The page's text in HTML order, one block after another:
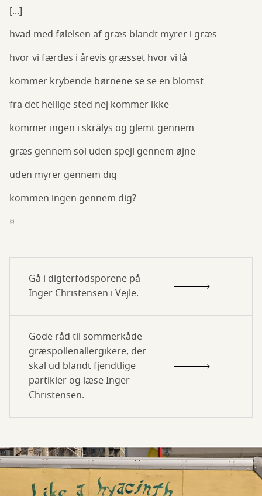
[...]
hvad med følelsen af græs blandt myrer i græs
hvor vi færdes i årevis græsset hvor vi lå
kommer krybende børnene se se en blomst
fra det hellige sted nej kommer ikke
kommer ingen i skrålys og glemt gennem
græs gennem sol uden spejl gennem øjne
uden myrer gennem dig
kommen ingen gennem dig?
¤
Gå i digterfodsporene på
Inger Christensen i Vejle.
Gode råd til sommerkåde
græspollenallergikere, der
skal ud blandt fjendtlige
partikler og læse Inger
Christensen.